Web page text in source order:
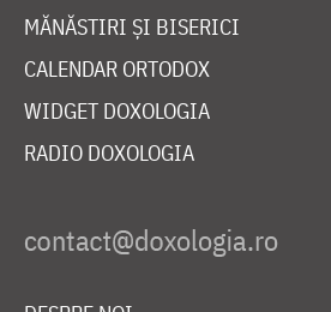
MĂNĂSTIRI ȘI BISERICI
CALENDAR ORTODOX
WIDGET DOXOLOGIA
RADIO DOXOLOGIA